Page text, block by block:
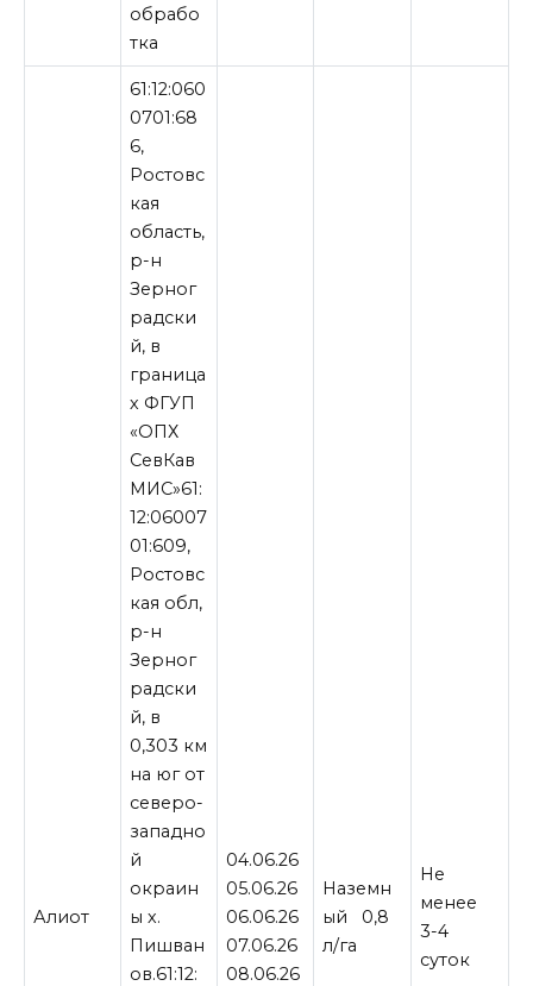
обрабо
тка
Алиот
61:12:060
0701:68
6,
Ростовс
кая
область,
р-н
Зерног
радски
й, в
граница
х ФГУП
«ОПХ
СевКав
МИС»61:
12:06007
01:609,
Ростовс
кая обл,
р-н
Зерног
радски
й, в
0,303 км
на юг от
северо-
западно
й
окраин
ы х.
Пишван
ов.61:12:
04.06.26
05.06.26
06.06.26
07.06.26
08.06.26
Наземн
ый 0,8
л/га
Не
менее
3-4
суток